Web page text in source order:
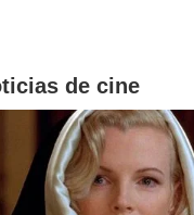
de cine